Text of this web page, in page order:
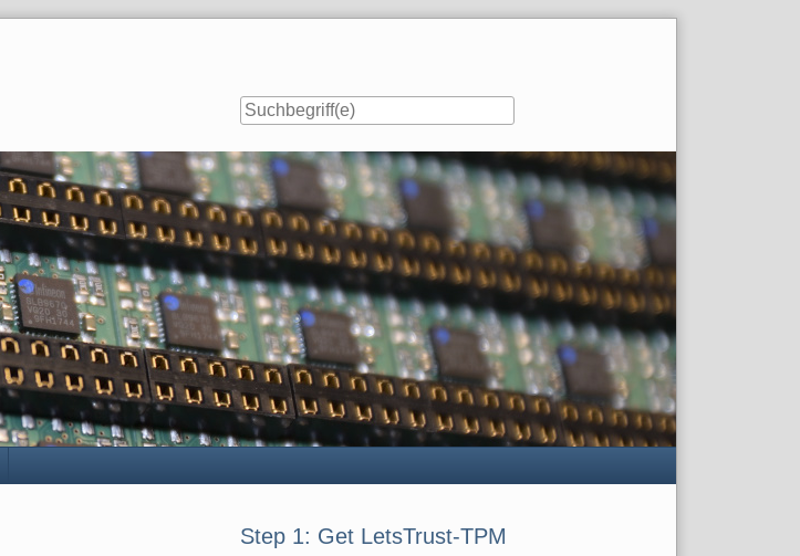
Seitenleiste
Step 1: Get LetsTrust-TPM